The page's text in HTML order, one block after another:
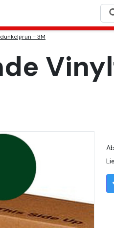
- 3M
Ab